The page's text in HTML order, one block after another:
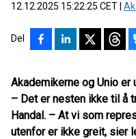
12.12.2025 15:22:25 CET
Del
Akademikerne og Unio
– Det er nesten ikke til å
Handal. – At vi som
utenfor er ikke greit, sier